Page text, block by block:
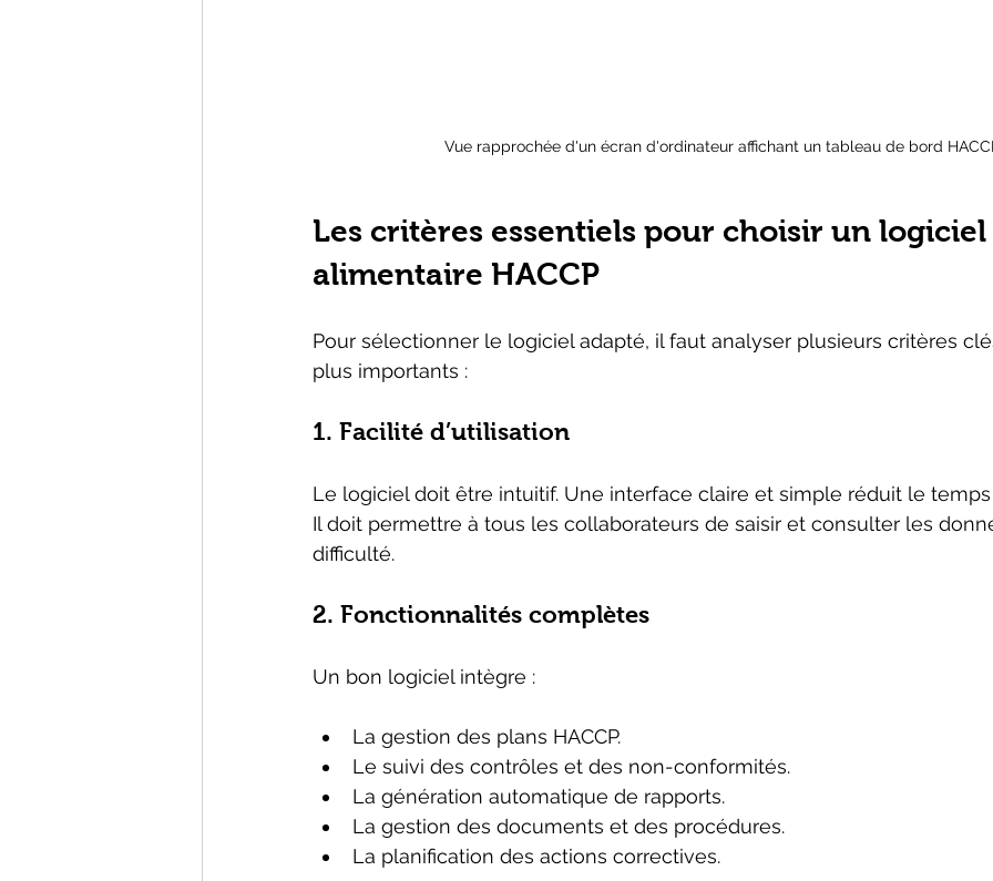
Vue rapprochée d'un écran d'ordinateur affichant un tableau de bord
Les critères essentiels pour choisir un
alimentaire HACCP
Pour sélectionner le logiciel adapté, il faut analyser plusieurs critères
plus importants :
1. Facilité d’utilisation
Le logiciel doit être intuitif. Une interface claire et simple réduit le
Il doit permettre à tous les collaborateurs de saisir et consulter les
difficulté.
2. Fonctionnalités complètes
Un bon logiciel intègre :
La gestion des plans HACCP.
Le suivi des contrôles et des non-conformités.
La génération automatique de rapports.
La gestion des documents et des procédures.
La planification des actions correctives.